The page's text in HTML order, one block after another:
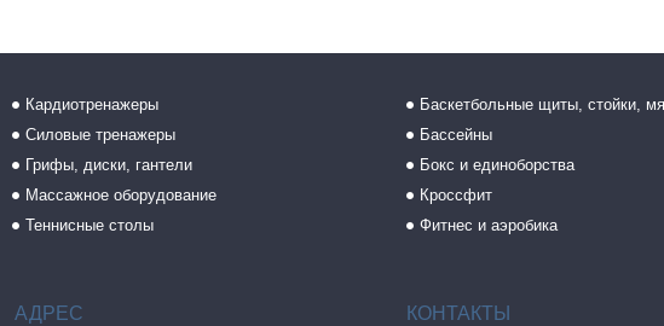
Кардиотренажеры
Силовые тренажеры
Грифы, диски, гантели
Массажное оборудование
Теннисные столы
Баскетбольные щиты, стойки,
Бассейны
Бокс и единоборства
Кроссфит
Фитнес и аэробика